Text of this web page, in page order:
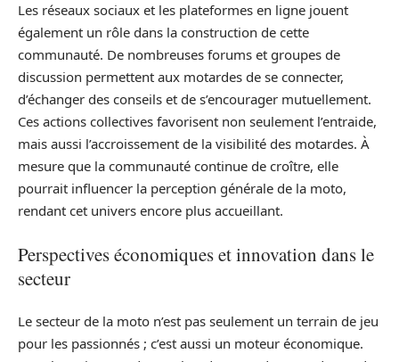
Les réseaux sociaux et les plateformes en ligne jouent
également un rôle dans la construction de cette
communauté. De nombreuses forums et groupes de
discussion permettent aux motardes de se connecter,
d’échanger des conseils et de s’encourager mutuellement.
Ces actions collectives favorisent non seulement l’entraide,
mais aussi l’accroissement de la visibilité des motardes. À
mesure que la communauté continue de croître, elle
pourrait influencer la perception générale de la moto,
rendant cet univers encore plus accueillant.
Perspectives économiques et innovation dans le
secteur
Le secteur de la moto n’est pas seulement un terrain de jeu
pour les passionnés ; c’est aussi un moteur économique.